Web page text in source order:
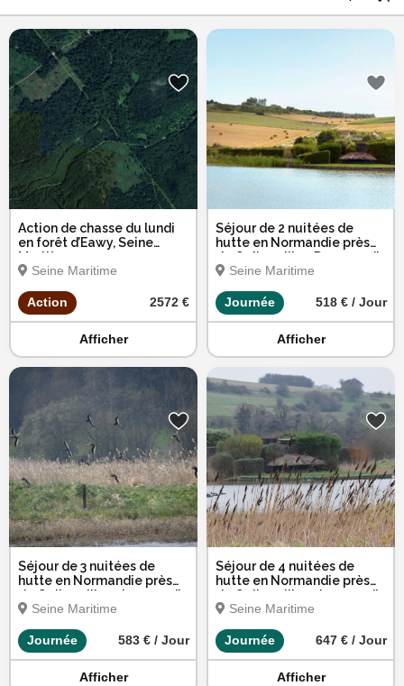
Action de chasse du lundi
en forêt d’Eawy, Seine
Maritime
Seine Maritime
Action 2572 €
Afficher
Séjour de 2 nuitées de
hutte en Normandie près
de Quiberville - Du samedi
au lundi
Seine Maritime
Journée 518 € / Jour
Afficher
Séjour de 3 nuitées de
hutte en Normandie près
de Quiberville - du samedi
au mardi
Seine Maritime
Journée 583 € / Jour
Afficher
Séjour de 4 nuitées de
hutte en Normandie près
de Quiberville - du samedi
au mercredi
Seine Maritime
Journée 647 € / Jour
Afficher